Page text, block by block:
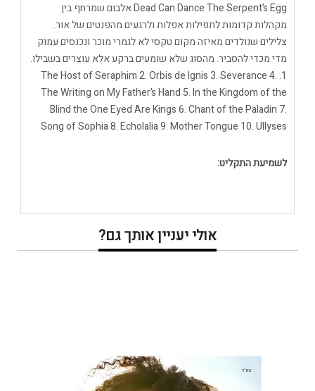
Dead Can Dance The Serpent’s Egg אלבום שמרחף בין
מקהלות קדומות לתפילות אפלות ולרגעים מהפנטים של אור.
צלילים שנולדים מאיזה מקום טקסי לא לגמרי מוכר ונכנסים עמוק
מדי מכדי להסביר. מהסוג שלא שומעים ברקע אלא עוצרים בשבילו.
1. The Host of Seraphim 2. Orbis de Ignis 3. Severance 4.
The Writing on My Father’s Hand 5. In the Kingdom of the
Blind the One Eyed Are Kings 6. Chant of the Paladin 7.
Song of Sophia 8. Echolalia 9. Mother Tongue 10. Ullyses
לשמיעת התקליט:
אולי יעניין אותך גם?